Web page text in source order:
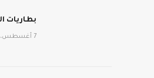
بطاريات
7 أغسطس، 2026